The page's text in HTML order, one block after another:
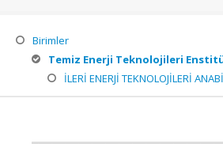
Birimler
Temiz Enerji Teknolojileri
İLERİ ENERJİ TEKNOLOJİLERİ